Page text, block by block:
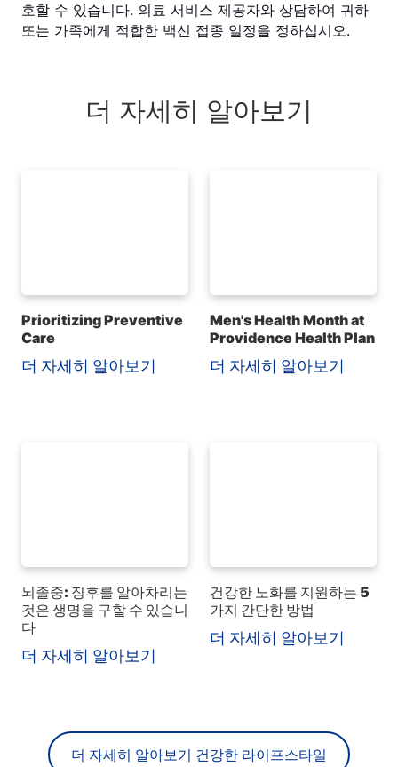
호할 수 있습니다. 의료 서비스 제공자와 상담하여 귀하
또는 가족에게 적합한 백신 접종 일정을 정하십시오.
더 자세히 알아보기
Prioritizing Preventive
Care
더 자세히 알아보기
Men's Health Month at
Providence Health Plan
더 자세히 알아보기
뇌졸중: 징후를 알아차리는
것은 생명을 구할 수 있습니
다
더 자세히 알아보기
건강한 노화를 지원하는 5
가지 간단한 방법
더 자세히 알아보기
더 자세히 알아보기 건강한 라이프스타일